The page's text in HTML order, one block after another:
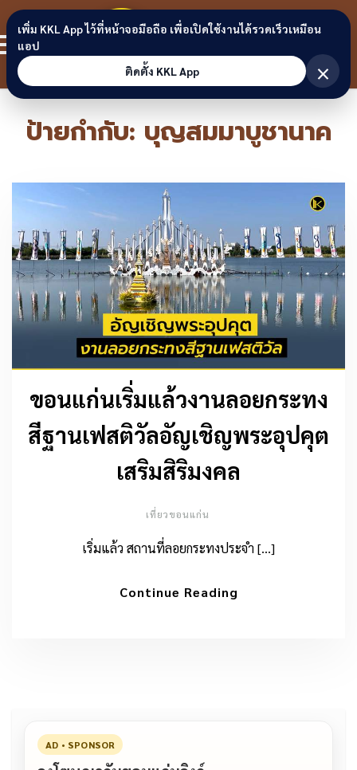
Skip to content
ขอนแก่น
ลิงก์
ป้ายกำกับ: บุญสมมาบูชานาค
ขอนแก่นเริ่มแล้วงานลอยกระทง
สีฐานเฟสติวัลอัญเชิญพระอุปคุต
เสริมสิริมงคล
เที่ยวขอนแก่น
เริ่มแล้ว สถานที่ลอยกระทงประจำ […]
Continue Reading
AD • SPONSOR
เพิ่ม KKL App ไว้ที่หน้าจอมือถือ เพื่อเปิดใช้งานได้รวดเร็วเหมือน
แอป
ติดตั้ง KKL App
×